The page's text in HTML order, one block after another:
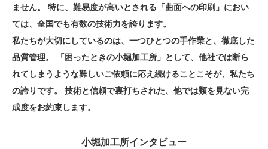
ません。 特に、難易度が高いとされる「曲面への印刷」におい
ては、全国でも有数の技術力を誇ります。
私たちが大切にしているのは、一つひとつの手作業と、徹底した
品質管理。 「困ったときの小堀加工所」として、他社では断ら
れてしまうような難しいご依頼に応え続けることこそが、私たち
の誇りです。 技術と信頼で裏打ちされた、他では類を見ない完
成度をお約束します。
小堀加工所インタビュー